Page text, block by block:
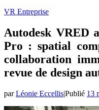
VR Entreprise
Autodesk VRED
Pro : spatial
collaboration
revue de design
parLéonie Eccellis|Publié 13